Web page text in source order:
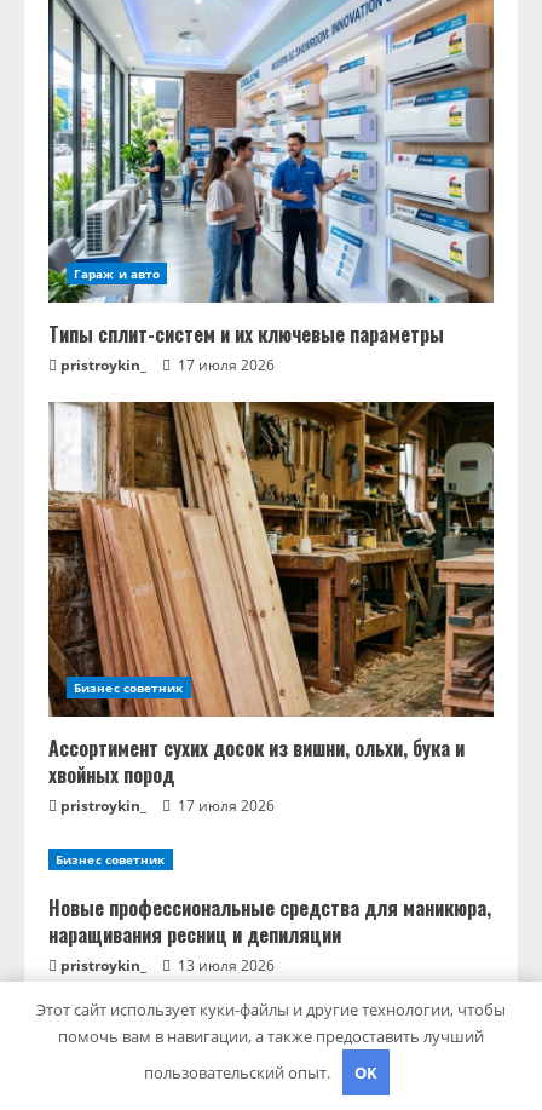
Гараж и авто
Типы сплит-систем и их ключевые параметры
pristroykin_ 17 июля 2026
Бизнес советник
Ассортимент сухих досок из вишни, ольхи, бука и
хвойных пород
pristroykin_ 17 июля 2026
Бизнес советник
Новые профессиональные средства для маникюра,
наращивания ресниц и депиляции
pristroykin_ 13 июля 2026
Этот сайт использует куки-файлы и другие технологии, чтобы
помочь вам в навигации, а также предоставить лучший
пользовательский опыт.
OK